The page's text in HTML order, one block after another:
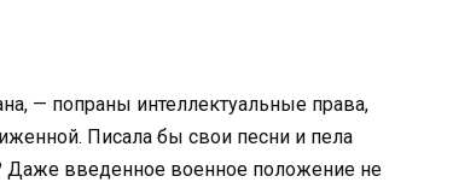
— попраны интеллектуальные права,
Писала бы свои песни и пела
Даже введенное военное положение не